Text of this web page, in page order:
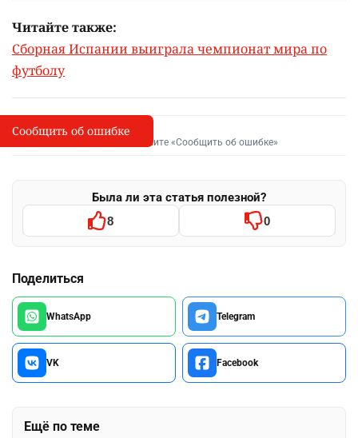
Читайте также:
Сборная Испании выиграла чемпионат мира по
футболу
I
Сообщить об опечатке
Выделите фрагмент и нажмите «Сообщить об ошибке»
Была ли эта статья полезной?
8 0
Поделиться
WhatsApp Telegram
VK Facebook
Ещё по теме
Сообщить об ошибке